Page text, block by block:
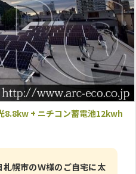
+ ニチコン蓄電池12kwh
幌市のＷ様のご自宅に太